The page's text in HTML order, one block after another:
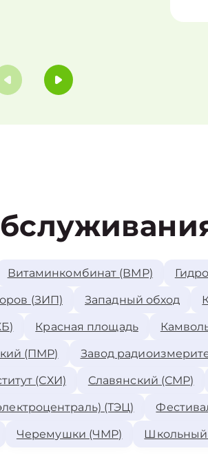
Витаминкомбинат (ВМР)
(ЗИП) Западный обход
Красная площадь
(ПМР) Завод
(СХИ) Славянский (СМР)
(ТЭЦ)
Черемушки (ЧМР)